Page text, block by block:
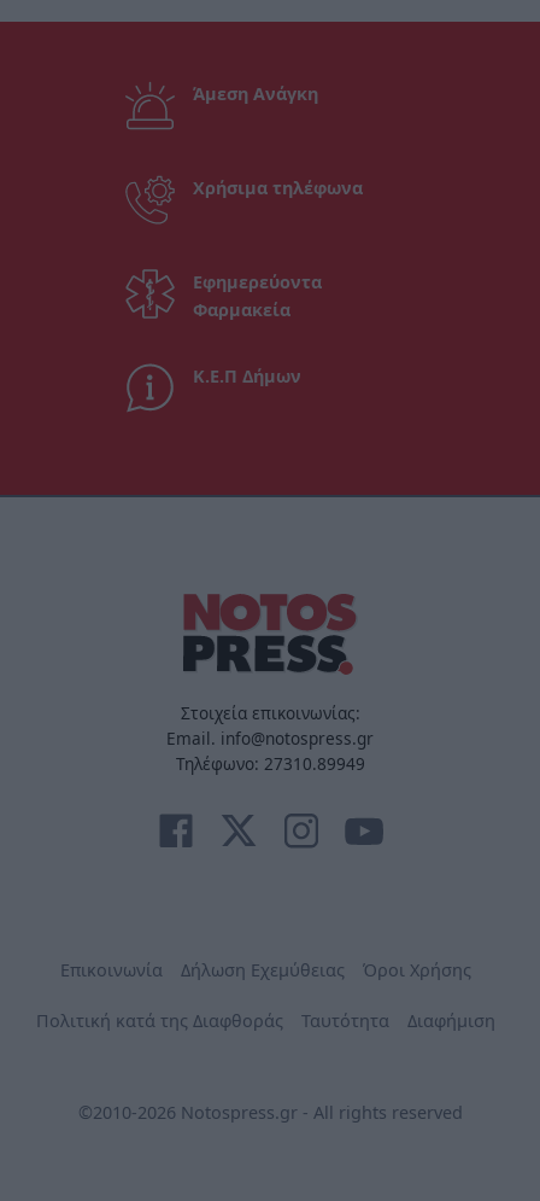
Άμεση Ανάγκη
Χρήσιμα τηλέφωνα
Εφημερεύοντα
Φαρμακεία
Κ.Ε.Π Δήμων
Στοιχεία επικοινωνίας:
Email. info@notospress.gr
Τηλέφωνο: 27310.89949
Επικοινωνία Δήλωση Εχεμύθειας Όροι Χρήσης
Πολιτική κατά της Διαφθοράς Ταυτότητα Διαφήμιση
©2010-2026 Notospress.gr - All rights reserved